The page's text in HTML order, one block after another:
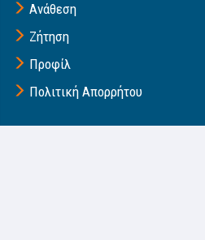
Ανάθεση
Ζήτηση
Προφίλ
Πολιτική Απορρήτου